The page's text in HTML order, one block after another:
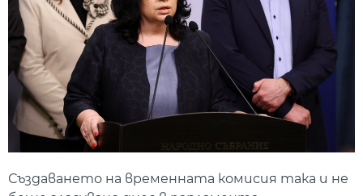
Създаването на временната комисия така и не